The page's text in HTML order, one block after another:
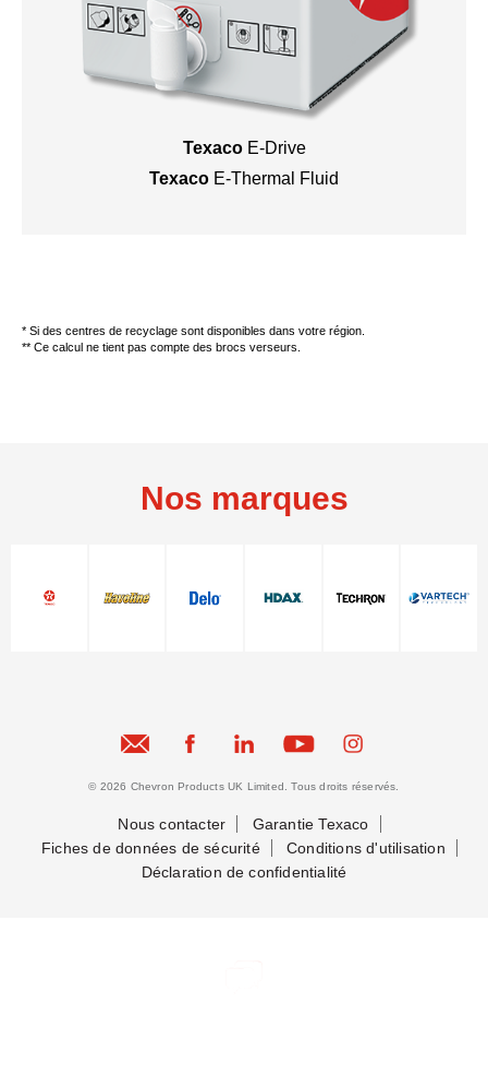
TexacoE-Drive
Texaco E-Thermal Fluid
* Si des centres de recyclage sont disponibles dans votre région.
** Ce calcul ne tient pas compte des brocs verseurs.
Nos marques
© 2026 Chevron Products UK Limited. Tous droits réservés.
Nous contacter
Garantie Texaco
Fiches de données de sécurité
Conditions d'utilisation
Déclaration de confidentialité